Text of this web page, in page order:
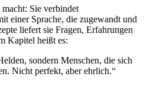
Sie verbindet
einer Sprache, die zugewandt und
liefert sie Fragen, Erfahrungen
Kapitel heißt es:
sondern Menschen, die sich
Nicht perfekt, aber ehrlich.“